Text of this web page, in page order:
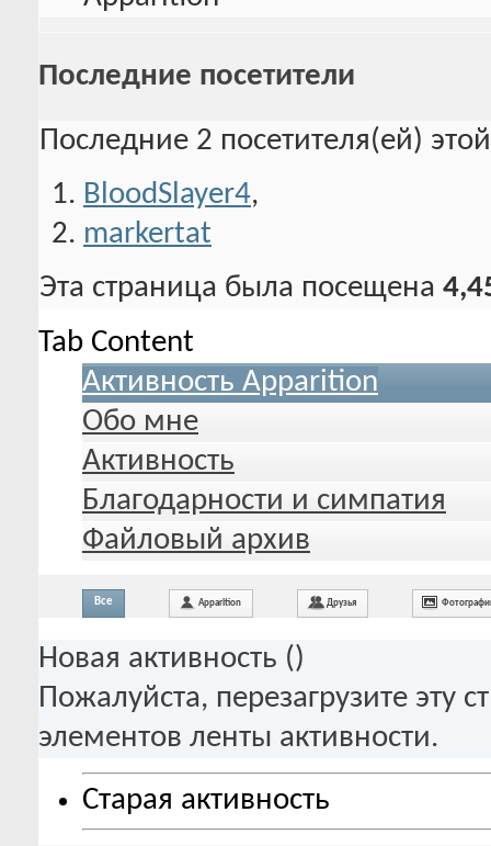
Последние посетители
Последние 2 посетителя(ей)
BloodSlayer4,
markertat
Эта страница была посещена
Tab Content
Активность Apparition
Обо мне
Активность
Благодарности и симпатия
Файловый архив
Все Apparition Друзья
Новая активность ()
Пожалуйста, перезагрузите эту
элементов ленты активности.
Старая активность